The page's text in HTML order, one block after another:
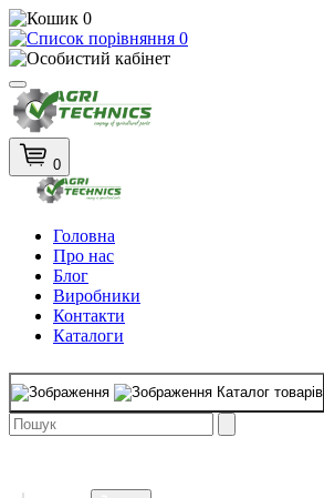
0
0
0
Головна
Про нас
Блог
Виробники
Контакти
Каталоги
Каталог товарів